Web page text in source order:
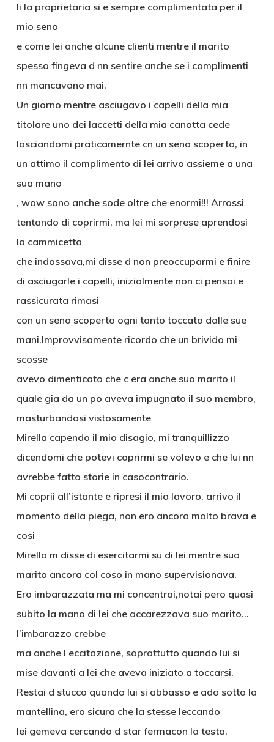
li la proprietaria si e sempre complimentata per il
mio seno
e come lei anche alcune clienti mentre il marito
spesso fingeva d nn sentire anche se i complimenti
nn mancavano mai.
Un giorno mentre asciugavo i capelli della mia
titolare uno dei laccetti della mia canotta cede
lasciandomi praticamernte cn un seno scoperto, in
un attimo il complimento di lei arrivo assieme a una
sua mano
, wow sono anche sode oltre che enormi!!! Arrossi
tentando di coprirmi, ma lei mi sorprese aprendosi
la cammicetta
che indossava,mi disse d non preoccuparmi e finire
di asciugarle i capelli, inizialmente non ci pensai e
rassicurata rimasi
con un seno scoperto ogni tanto toccato dalle sue
mani.Improvvisamente ricordo che un brivido mi
scosse
avevo dimenticato che c era anche suo marito il
quale gia da un po aveva impugnato il suo membro,
masturbandosi vistosamente
Mirella capendo il mio disagio, mi tranquillizzo
dicendomi che potevi coprirmi se volevo e che lui nn
avrebbe fatto storie in casocontrario.
Mi coprii all’istante e ripresi il mio lavoro, arrivo il
momento della piega, non ero ancora molto brava e
cosi
Mirella m disse di esercitarmi su di lei mentre suo
marito ancora col coso in mano supervisionava.
Ero imbarazzata ma mi concentrai,notai pero quasi
subito la mano di lei che accarezzava suo marito…
l’imbarazzo crebbe
ma anche l eccitazione, soprattutto quando lui si
mise davanti a lei che aveva iniziato a toccarsi.
Restai d stucco quando lui si abbasso e ado sotto la
mantellina, ero sicura che la stesse leccando
lei gemeva cercando d star fermacon la testa,